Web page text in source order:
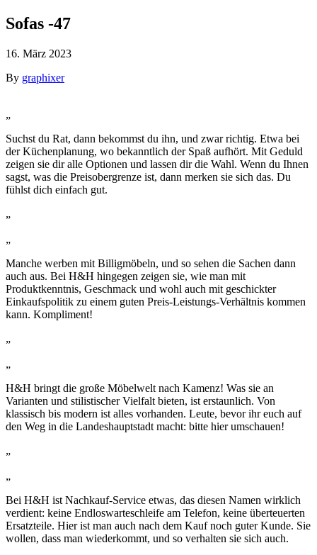
Sofas -47
16. März 2023
By graphixer
„
Suchst du Rat, dann bekommst du ihn, und zwar richtig. Etwa bei
der Küchenplanung, wo bekanntlich der Spaß aufhört. Mit Geduld
zeigen sie dir alle Optionen und lassen dir die Wahl. Wenn du Ihnen
sagst, was die Preisobergrenze ist, dann merken sie sich das. Du
fühlst dich einfach gut.
„
„
Manche werben mit Billigmöbeln, und so sehen die Sachen dann
auch aus. Bei H&H hingegen zeigen sie, wie man mit
Produktkenntnis, Geschmack und wohl auch mit geschickter
Einkaufspolitik zu einem guten Preis-Leistungs-Verhältnis kommen
kann. Kompliment!
„
„
H&H bringt die große Möbelwelt nach Kamenz! Was sie an
Varianten und stilistischer Vielfalt bieten, ist erstaunlich. Von
klassisch bis modern ist alles vorhanden. Leute, bevor ihr euch auf
den Weg in die Landeshauptstadt macht: bitte hier umschauen!
„
„
Bei H&H ist Nachkauf-Service etwas, das diesen Namen wirklich
verdient: keine Endloswarteschleife am Telefon, keine überteuerten
Ersatzteile. Hier ist man auch nach dem Kauf noch guter Kunde. Sie
wollen, dass man wiederkommt, und so verhalten sie sich auch.